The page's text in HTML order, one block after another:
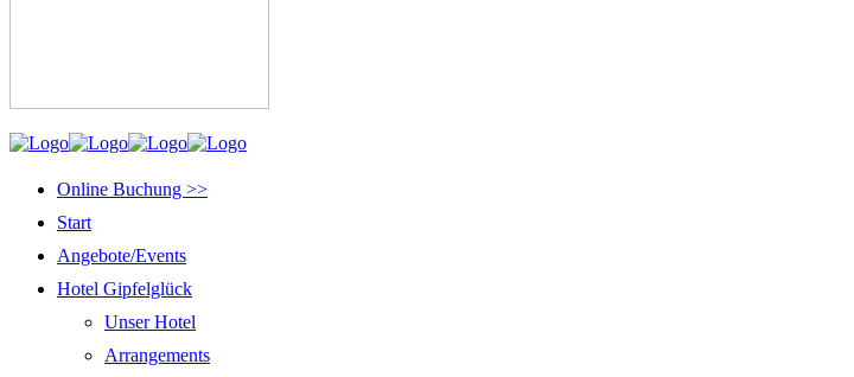
Online Buchung >>
Start
Angebote/Events
Hotel Gipfelglück
Unser Hotel
Arrangements